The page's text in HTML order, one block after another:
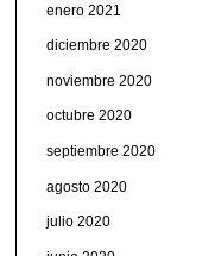
enero 2021
diciembre 2020
noviembre 2020
octubre 2020
septiembre 2020
agosto 2020
julio 2020